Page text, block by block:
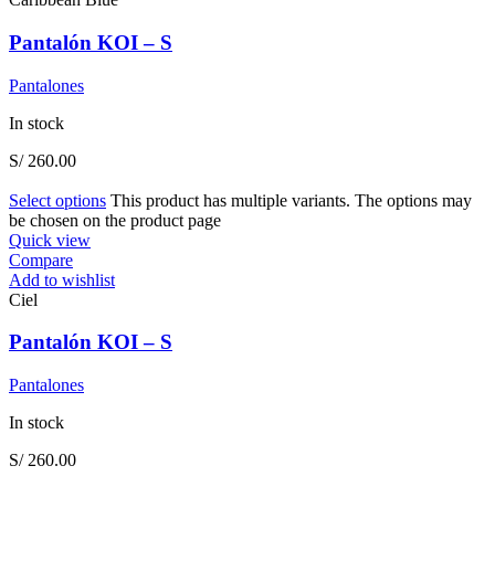
Pantalón KOI – S
Pantalones
In stock
S/260.00
Select options This product has multiple variants. The options may
be chosen on the product page
Quick view
Compare
Add to wishlist
Ciel
Pantalón KOI – S
Pantalones
In stock
S/260.00